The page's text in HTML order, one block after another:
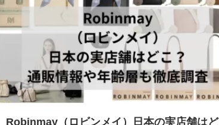
Robinmay（ロビンメイ）日本の実店舗はど